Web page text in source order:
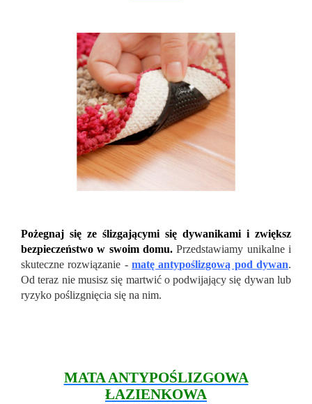
Pożegnaj się ze ślizgającymi się dywanikami i zwiększ
bezpieczeństwo w swoim domu. Przedstawiamy unikalne i
skuteczne rozwiązanie - matę antypoślizgową pod dywan.
Od teraz nie musisz się martwić o podwijający się dywan lub
ryzyko poślizgnięcia się na nim.
MATA ANTYPOŚLIZGOWA
ŁAZIENKOWA